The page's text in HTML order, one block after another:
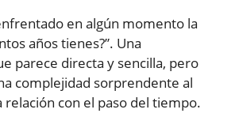
en algún momento la
años tienes?”. Una
parece directa y sencilla, pero
complejidad sorprendente al
con el paso del tiempo.